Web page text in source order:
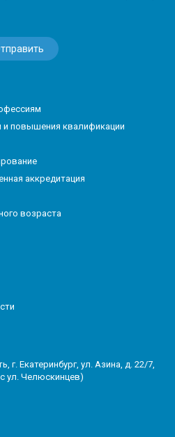
повышения квалификации
аккредитация
возраста
г. Екатеринбург, ул. Азина, д. 22/7,
ул. Челюскинцев)